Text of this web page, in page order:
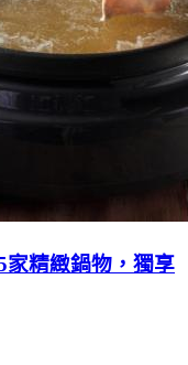
家精緻鍋物，獨享